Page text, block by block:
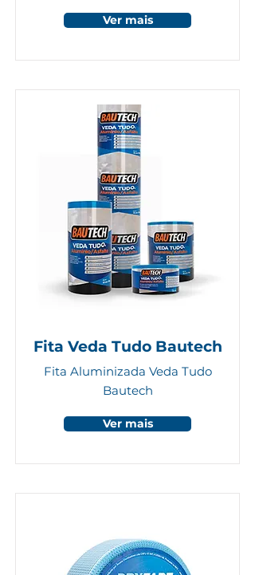
Ver mais
Fita Veda Tudo Bautech
Fita Aluminizada Veda Tudo
Bautech
Ver mais